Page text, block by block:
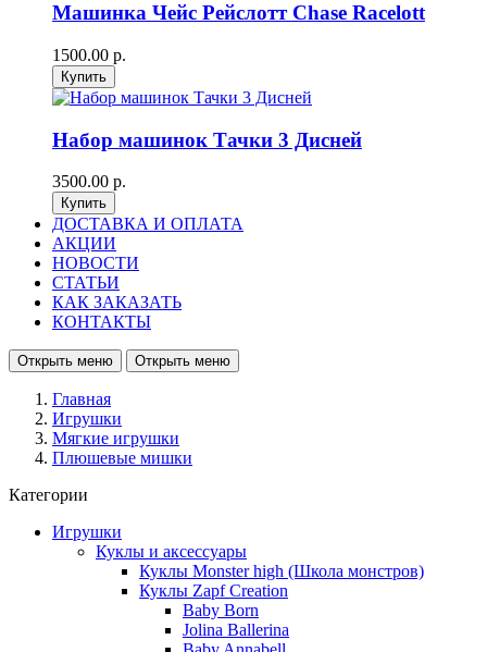
Машинка Чейс Рейслотт Chase Racelott
1500.00 р.
Набор машинок Тачки 3 Дисней
3500.00 р.
ДОСТАВКА И ОПЛАТА
АКЦИИ
НОВОСТИ
СТАТЬИ
КАК ЗАКАЗАТЬ
КОНТАКТЫ
Открыть меню Открыть меню
Главная
Игрушки
Мягкие игрушки
Плюшевые мишки
Категории
Игрушки
Куклы и аксессуары
Куклы Monster high (Школа монстров)
Куклы Zapf Creation
Baby Born
Jolina Ballerina